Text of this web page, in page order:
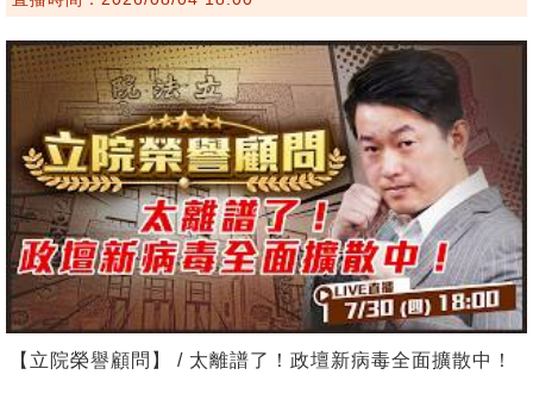
【立院榮譽顧問】 / 太離譜了！政壇新病毒全面擴散中！